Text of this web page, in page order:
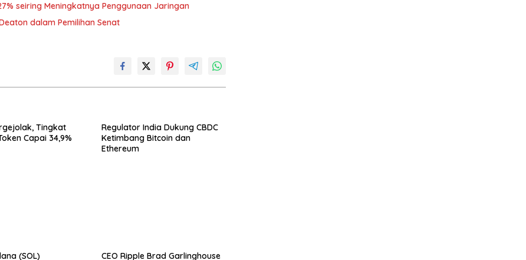
seiring Meningkatnya Penggunaan Jaringan
dalam Pemilihan Senat
Tingkat
Capai 34,9%
Regulator India Dukung CBDC
Ketimbang Bitcoin dan
Ethereum
(SOL) CEO Ripple Brad Garlinghouse